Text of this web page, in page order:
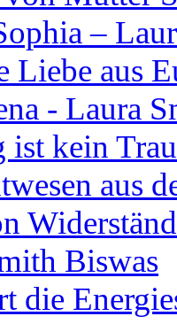
–
Liebe aus
- Laura
ist kein
aus
Biswas
die